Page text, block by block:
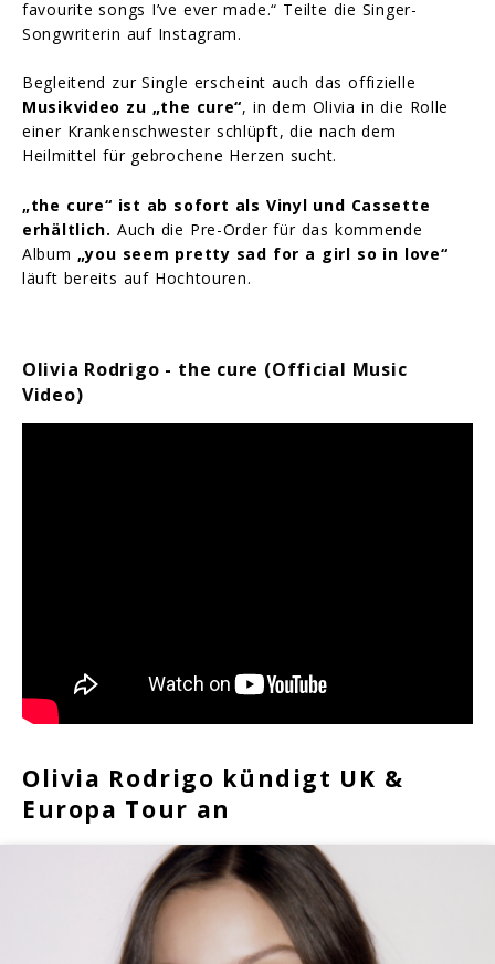
favourite songs I’ve ever made.“ Teilte die Singer-
Songwriterin auf Instagram.
Begleitend zur Single erscheint auch das offizielle
Musikvideo zu „the cure“, in dem Olivia in die Rolle
einer Krankenschwester schlüpft, die nach dem
Heilmittel für gebrochene Herzen sucht.
„the cure“ ist ab sofort als Vinyl und Cassette
erhältlich. Auch die Pre-Order für das kommende
Album „you seem pretty sad for a girl so in love“
läuft bereits auf Hochtouren.
Olivia Rodrigo - the cure (Official Music
Video)
Olivia Rodrigo kündigt UK &
Europa Tour an